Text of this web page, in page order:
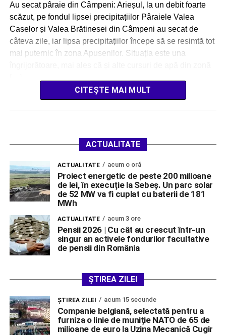
Au secat pâraie din Câmpeni: Arieșul, la un debit foarte
scăzut, pe fondul lipsei precipitațiilor Pâraiele Valea
Caselor și Valea Brătinesei din Câmpeni au secat de
câteva zile, iar lipsa precipitațiilor începe să se resimtă tot
mai puternic în zona Apusenilor. Situația este una
CITEȘTE MAI MULT
ACTUALITATE
ACTUALITATE acum o oră
Proiect energetic de peste 200 milioane
de lei, în execuție la Sebeș. Un parc solar
de 52 MW va fi cuplat cu baterii de 181
MWh
ACTUALITATE acum 3 ore
Pensii 2026 | Cu cât au crescut într-un
singur an activele fondurilor facultative
de pensii din România
ȘTIREA ZILEI
ŞTIREA ZILEI acum 15 secunde
Companie belgiană, selectată pentru a
furniza o linie de muniție NATO de 65 de
milioane de euro la Uzina Mecanică Cugir